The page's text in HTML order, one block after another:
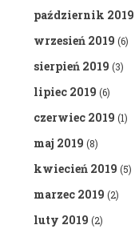
październik 2019
wrzesień 2019 (6)
sierpień 2019 (3)
lipiec 2019 (6)
czerwiec 2019 (1)
maj 2019 (8)
kwiecień 2019 (5)
marzec 2019 (2)
luty 2019 (2)